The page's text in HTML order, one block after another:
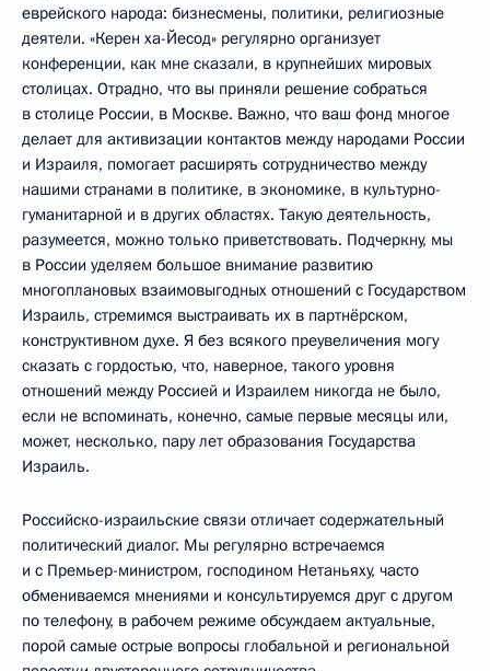
еврейского народа: бизнесмены, политики, религиозные
деятели. «Керен ха-Йесод» регулярно организует
конференции, как мне сказали, в крупнейших мировых
столицах. Отрадно, что вы приняли решение собраться
в столице России, в Москве. Важно, что ваш фонд многое
делает для активизации контактов между народами России
и Израиля, помогает расширять сотрудничество между
нашими странами в политике, в экономике, в культурно-
гуманитарной и в других областях. Такую деятельность,
разумеется, можно только приветствовать. Подчеркну, мы
в России уделяем большое внимание развитию
многоплановых взаимовыгодных отношений с Государством
Израиль, стремимся выстраивать их в партнёрском,
конструктивном духе. Я без всякого преувеличения могу
сказать с гордостью, что, наверное, такого уровня
отношений между Россией и Израилем никогда не было,
если не вспоминать, конечно, самые первые месяцы или,
может, несколько, пару лет образования Государства
Израиль.
Российско-израильские связи отличает содержательный
политический диалог. Мы регулярно встречаемся
и с Премьер-министром, господином Нетаньяху, часто
обмениваемся мнениями и консультируемся друг с другом
по телефону, в рабочем режиме обсуждаем актуальные,
порой самые острые вопросы глобальной и региональной